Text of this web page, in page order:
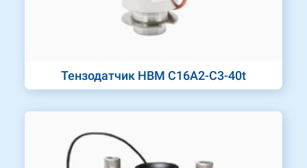
Тензодатчик HBM C16A2-C3-40t